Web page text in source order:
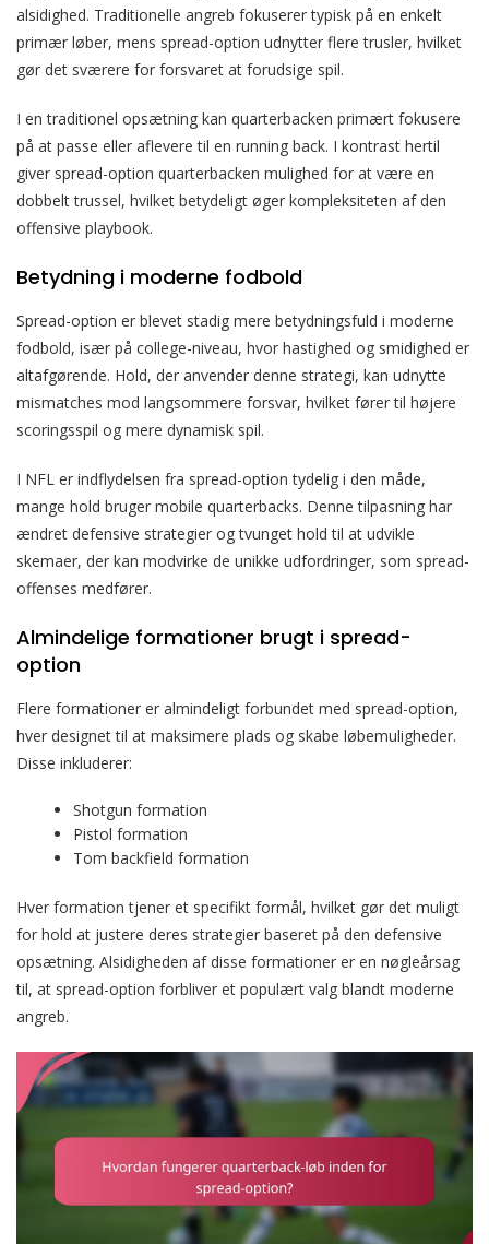
alsidighed. Traditionelle angreb fokuserer typisk på en enkelt
primær løber, mens spread-option udnytter flere trusler, hvilket
gør det sværere for forsvaret at forudsige spil.
I en traditionel opsætning kan quarterbacken primært fokusere
på at passe eller aflevere til en running back. I kontrast hertil
giver spread-option quarterbacken mulighed for at være en
dobbelt trussel, hvilket betydeligt øger kompleksiteten af den
offensive playbook.
Betydning i moderne fodbold
Spread-option er blevet stadig mere betydningsfuld i moderne
fodbold, især på college-niveau, hvor hastighed og smidighed er
altafgørende. Hold, der anvender denne strategi, kan udnytte
mismatches mod langsommere forsvar, hvilket fører til højere
scoringsspil og mere dynamisk spil.
I NFL er indflydelsen fra spread-option tydelig i den måde,
mange hold bruger mobile quarterbacks. Denne tilpasning har
ændret defensive strategier og tvunget hold til at udvikle
skemaer, der kan modvirke de unikke udfordringer, som spread-
offenses medfører.
Almindelige formationer brugt i spread-
option
Flere formationer er almindeligt forbundet med spread-option,
hver designet til at maksimere plads og skabe løbemuligheder.
Disse inkluderer:
Shotgun formation
Pistol formation
Tom backfield formation
Hver formation tjener et specifikt formål, hvilket gør det muligt
for hold at justere deres strategier baseret på den defensive
opsætning. Alsidigheden af disse formationer er en nøgleårsag
til, at spread-option forbliver et populært valg blandt moderne
angreb.